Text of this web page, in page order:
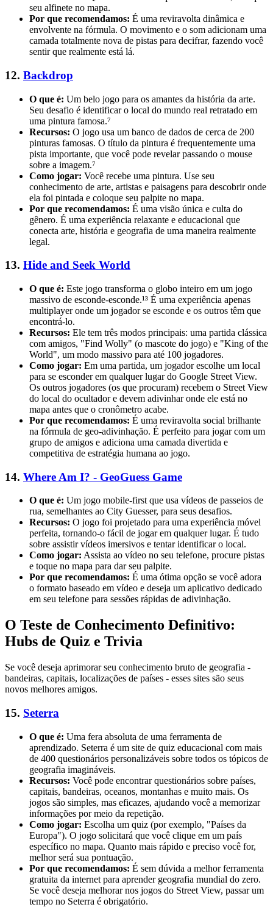
seu alfinete no mapa.
Por que recomendamos: É uma reviravolta dinâmica e
envolvente na fórmula. O movimento e o som adicionam uma
camada totalmente nova de pistas para decifrar, fazendo você
sentir que realmente está lá.
12. Backdrop
O que é: Um belo jogo para os amantes da história da arte.
Seu desafio é identificar o local do mundo real retratado em
uma pintura famosa.⁷
Recursos: O jogo usa um banco de dados de cerca de 200
pinturas famosas. O título da pintura é frequentemente uma
pista importante, que você pode revelar passando o mouse
sobre a imagem.⁷
Como jogar: Você recebe uma pintura. Use seu
conhecimento de arte, artistas e paisagens para descobrir onde
ela foi pintada e coloque seu palpite no mapa.
Por que recomendamos: É uma visão única e culta do
gênero. É uma experiência relaxante e educacional que
conecta arte, história e geografia de uma maneira realmente
legal.
13. Hide and Seek World
O que é: Este jogo transforma o globo inteiro em um jogo
massivo de esconde-esconde.¹³ É uma experiência apenas
multiplayer onde um jogador se esconde e os outros têm que
encontrá-lo.
Recursos: Ele tem três modos principais: uma partida clássica
com amigos, "Find Wolly" (o mascote do jogo) e "King of the
World", um modo massivo para até 100 jogadores.
Como jogar: Em uma partida, um jogador escolhe um local
para se esconder em qualquer lugar do Google Street View.
Os outros jogadores (os que procuram) recebem o Street View
do local do ocultador e devem adivinhar onde ele está no
mapa antes que o cronômetro acabe.
Por que recomendamos: É uma reviravolta social brilhante
na fórmula de geo-adivinhação. É perfeito para jogar com um
grupo de amigos e adiciona uma camada divertida e
competitiva de estratégia humana ao jogo.
14. Where Am I? - GeoGuess Game
O que é: Um jogo mobile-first que usa vídeos de passeios de
rua, semelhantes ao City Guesser, para seus desafios.
Recursos: O jogo foi projetado para uma experiência móvel
perfeita, tornando-o fácil de jogar em qualquer lugar. É tudo
sobre assistir vídeos imersivos e tentar identificar o local.
Como jogar: Assista ao vídeo no seu telefone, procure pistas
e toque no mapa para dar seu palpite.
Por que recomendamos: É uma ótima opção se você adora
o formato baseado em vídeo e deseja um aplicativo dedicado
em seu telefone para sessões rápidas de adivinhação.
O Teste de Conhecimento Definitivo:
Hubs de Quiz e Trivia
Se você deseja aprimorar seu conhecimento bruto de geografia -
bandeiras, capitais, localizações de países - esses sites são seus
novos melhores amigos.
15. Seterra
O que é: Uma fera absoluta de uma ferramenta de
aprendizado. Seterra é um site de quiz educacional com mais
de 400 questionários personalizáveis sobre todos os tópicos de
geografia imagináveis.
Recursos: Você pode encontrar questionários sobre países,
capitais, bandeiras, oceanos, montanhas e muito mais. Os
jogos são simples, mas eficazes, ajudando você a memorizar
informações por meio da repetição.
Como jogar: Escolha um quiz (por exemplo, "Países da
Europa"). O jogo solicitará que você clique em um país
específico no mapa. Quanto mais rápido e preciso você for,
melhor será sua pontuação.
Por que recomendamos: É sem dúvida a melhor ferramenta
gratuita da internet para aprender geografia mundial do zero.
Se você deseja melhorar nos jogos do Street View, passar um
tempo no Seterra é obrigatório.